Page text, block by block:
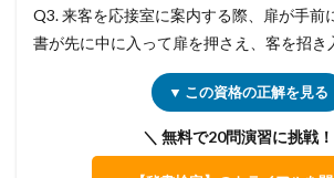
Q3. 来客を応接室に案内する際、扉が手前
書が先に中に入って扉を押さえ、客を招き
▼ この資格の正解を見る
＼ 無料で20問演習に挑戦